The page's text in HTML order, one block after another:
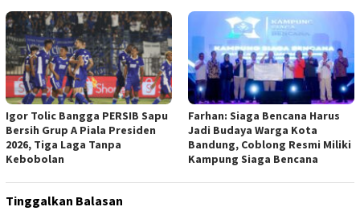
Igor Tolic Bangga PERSIB Sapu
Bersih Grup A Piala Presiden
2026, Tiga Laga Tanpa
Kebobolan
Farhan: Siaga Bencana Harus
Jadi Budaya Warga Kota
Bandung, Coblong Resmi Miliki
Kampung Siaga Bencana
Tinggalkan Balasan